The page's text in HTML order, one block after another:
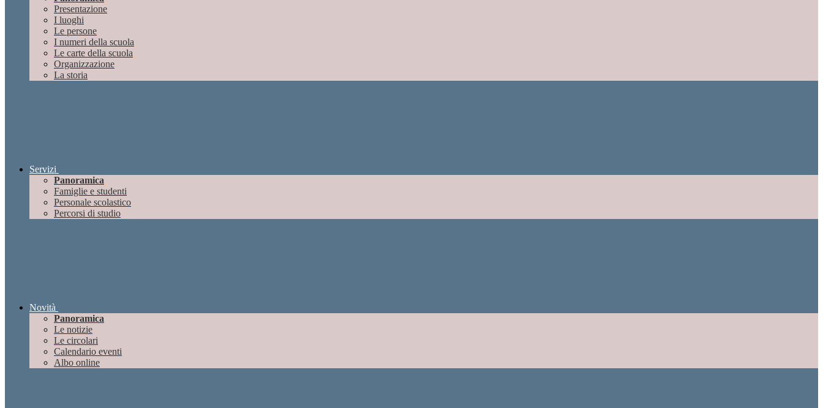
Presentazione
I luoghi
Le persone
I numeri della scuola
Le carte della scuola
Organizzazione
La storia
Servizi
Panoramica
Famiglie e studenti
Personale scolastico
Percorsi di studio
Novità
Panoramica
Le notizie
Le circolari
Calendario eventi
Albo online